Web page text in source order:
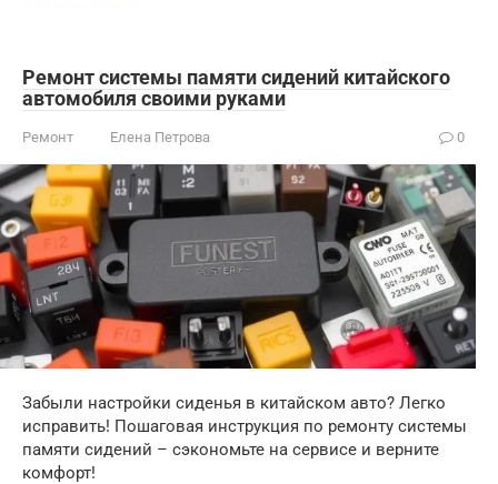
Ремонт системы памяти сидений китайского
автомобиля своими руками
Ремонт Елена Петрова 0
Забыли настройки сиденья в китайском авто? Легко
исправить! Пошаговая инструкция по ремонту системы
памяти сидений – сэкономьте на сервисе и верните
комфорт!